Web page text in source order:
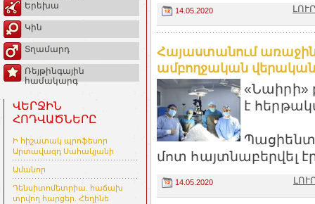
Երեխա
Կին
Տղամարդ
Ռեյթինգային
համակարգ
ՎԵՐՋԻՆ
ՀՈԴՎԱԾՆԵՐԸ
Ի հիշատակ պրոֆեսոր
Արտավազդ Սահակյանի
Ամանոր
Դենսիտոմետրիա. հաճախ
տրվող հարցեր. Հեղինե
14.05.2020
Հայաստանում
ամբողջական
«Նաիրի»
է
մոտ հայտնաբերվել
14.05.2020